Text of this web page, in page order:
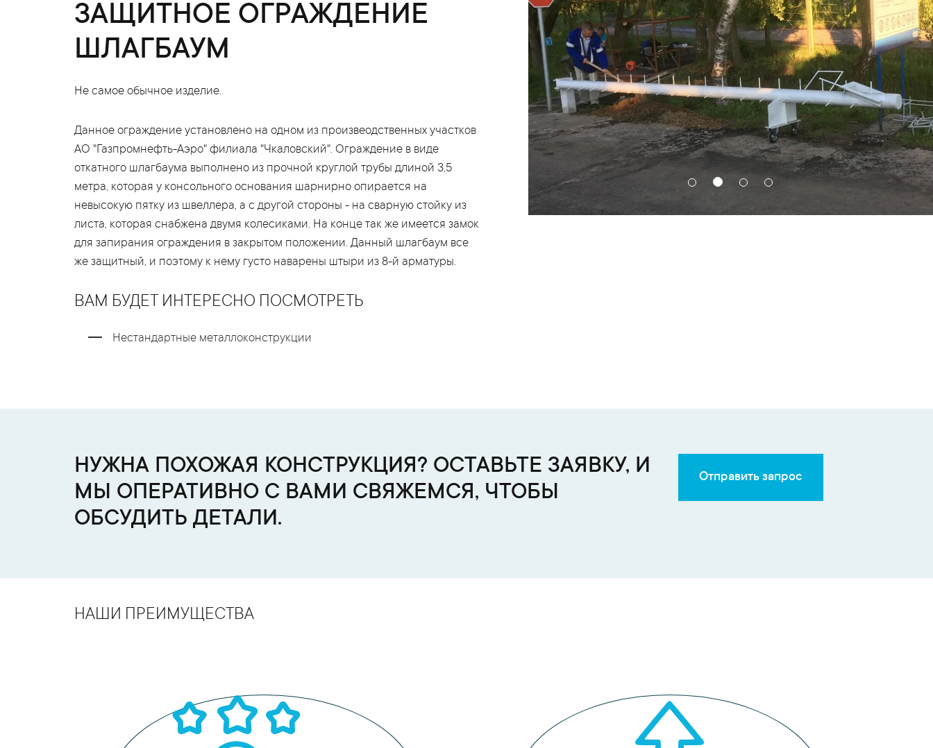
ЗАЩИТНОЕ ОГРАЖДЕНИЕ
ШЛАГБАУМ
Не самое обычное изделие.
Данное ограждение установлено на одном из произвеодственных участков
АО "Газпромнефть-Аэро" филиала "Чкаловский". Ограждение в виде
откатного шлагбаума выполнено из прочной круглой трубы длиной 3,5
метра, которая у консольного основания шарнирно опирается на
невысокую пятку из швеллера, а с другой стороны - на сварную стойку из
листа, которая снабжена двумя колесиками. На конце так же имеется замок
для запирания ограждения в закрытом положении. Данный шлагбаум все
же защитный, и поэтому к нему густо наварены штыри из 8-й арматуры.
ВАМ БУДЕТ ИНТЕРЕСНО ПОСМОТРЕТЬ
Нестандартные металлоконструкции
НУЖНА ПОХОЖАЯ КОНСТРУКЦИЯ? ОСТАВЬТЕ ЗАЯВКУ, И
МЫ ОПЕРАТИВНО С ВАМИ СВЯЖЕМСЯ, ЧТОБЫ
ОБСУДИТЬ ДЕТАЛИ.
Отправить запрос
НАШИ ПРЕИМУЩЕСТВА